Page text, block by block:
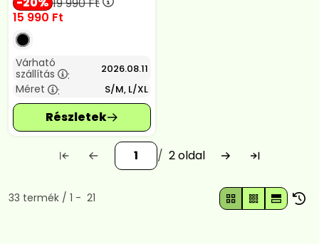
19 990Ft
15 990 Ft
Várható
szállítás
: 2026.08.11
Méret : S/M, L/XL
2
Összes termék a kategóriában
33 termék 1 21